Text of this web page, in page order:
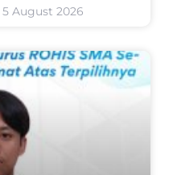
5 August 2026